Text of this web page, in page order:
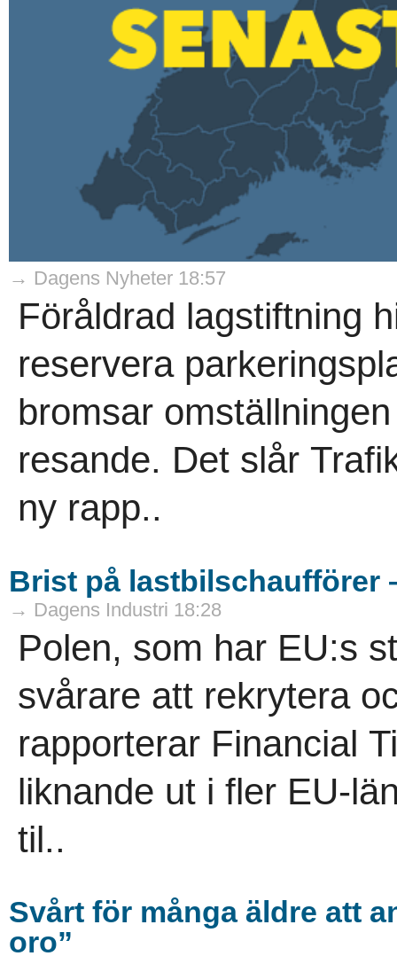
→ Dagens Nyheter 18:57
Föråldrad lagstiftning
reservera
bromsar
resande. Det slår
ny rapp..
Brist på lastbilschaufförer
→ Dagens Industri 18:28
Polen, som har EU:s
svårare att rekrytera
rapporterar Financial
liknande ut i fler EU-
til..
Svårt för många äldre att
oro”